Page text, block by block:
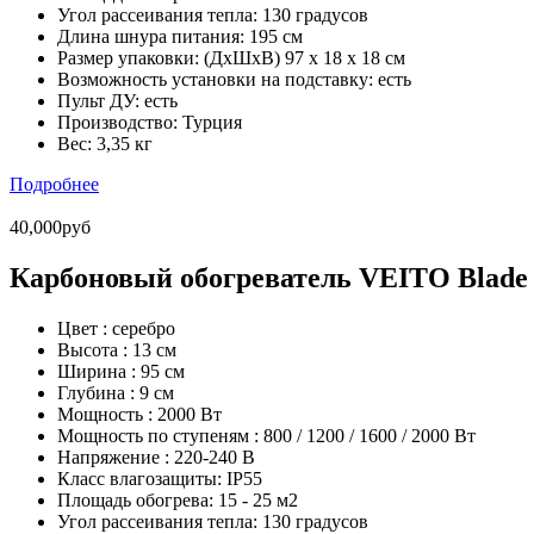
Угол рассеивания тепла: 130 градусов
Длина шнура питания: 195 см
Размер упаковки: (ДхШхВ) 97 х 18 х 18 см
Возможность установки на подставку: есть
Пульт ДУ: есть
Производство: Турция
Вес: 3,35 кг
Подробнее
40,000руб
Карбоновый обогреватель VEITO
Цвет : серебро
Высота : 13 см
Ширина : 95 см
Глубина : 9 см
Мощность : 2000 Вт
Мощность по ступеням : 800 / 1200 / 1600 / 2000 Вт
Напряжение : 220-240 В
Класс влагозащиты: IP55
Площадь обогрева: 15 - 25 м2
Угол рассеивания тепла: 130 градусов